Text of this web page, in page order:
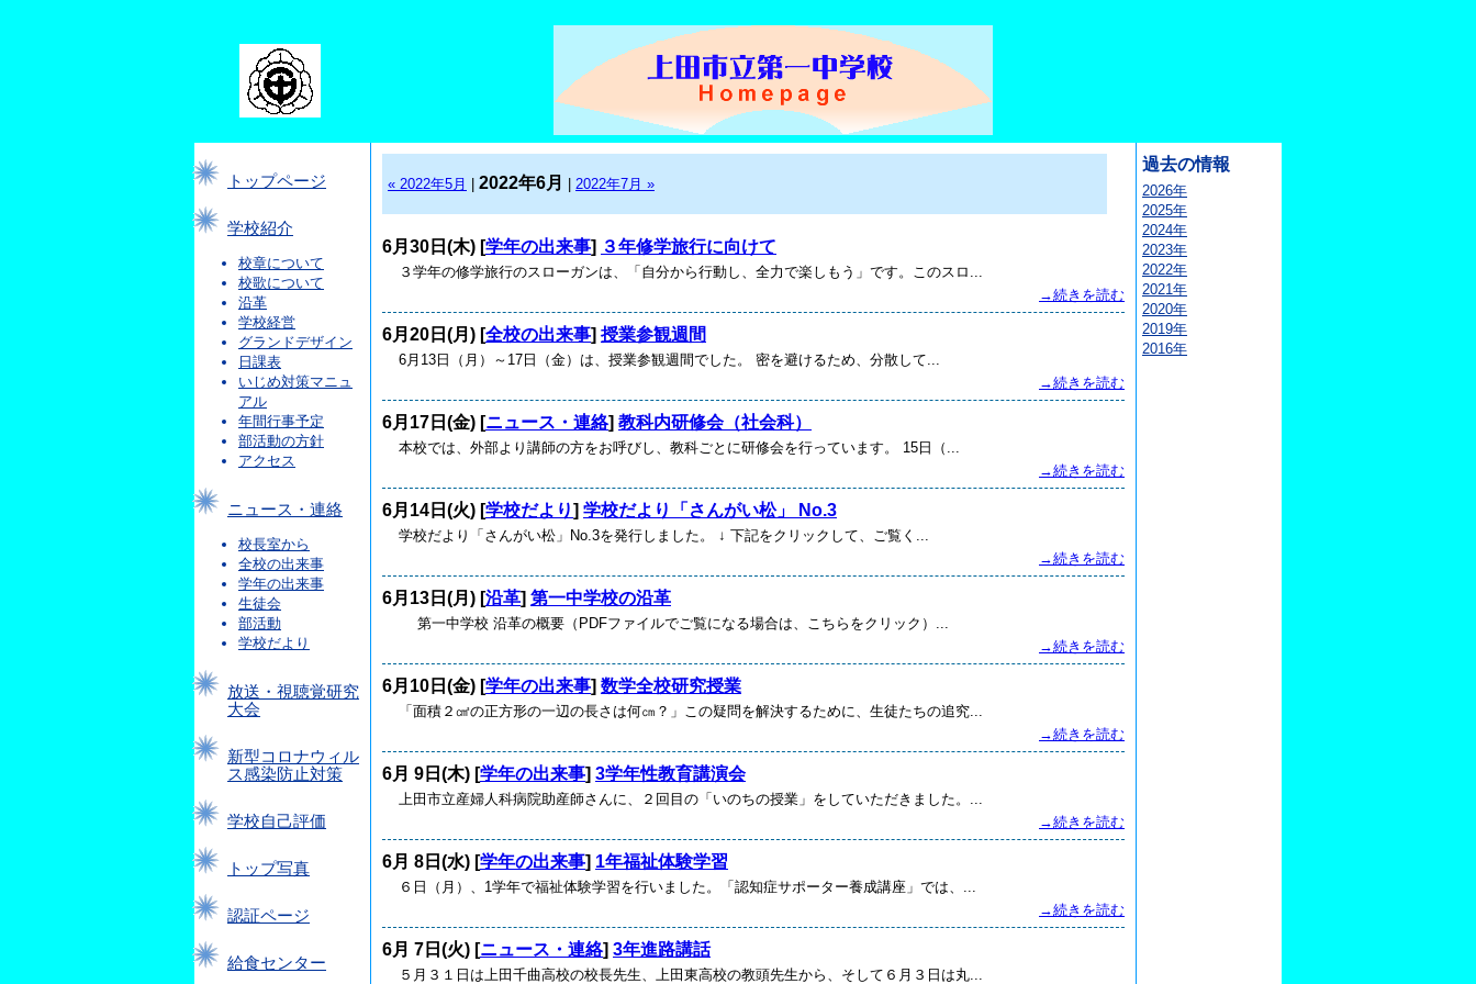
トップページ
学校紹介
校章について
校歌について
沿革
学校経営
グランドデザイン
日課表
いじめ対策マニュ
アル
年間行事予定
部活動の方針
アクセス
ニュース・連絡
校長室から
全校の出来事
学年の出来事
生徒会
部活動
学校だより
放送・視聴覚研究
大会
新型コロナウィル
ス感染防止対策
学校自己評価
トップ写真
認証ページ
給食センター
« 2022年5月 2022年6月 2022年7月 »
6月30日(木) [学年の出来事] ３年修学旅行に向けて
３学年の修学旅行のスローガンは、「自分から行動し、全力で楽しもう」です。このスロ...
→続きを読む
6月20日(月) [全校の出来事] 授業参観週間
6月13日（月）～17日（金）は、授業参観週間でした。 密を避けるため、分散して...
→続きを読む
6月17日(金) [ニュース・連絡] 教科内研修会（社会科）
本校では、外部より講師の方をお呼びし、教科ごとに研修会を行っています。 15日（...
→続きを読む
6月14日(火) [学校だより] 学校だより「さんがい松」 No.3
学校だより「さんがい松」No.3を発行しました。 ↓ 下記をクリックして、ご覧く...
→続きを読む
6月13日(月) [沿革] 第一中学校の沿革
第一中学校 沿革の概要（PDFファイルでご覧になる場合は、こちらをクリック）...
→続きを読む
6月10日(金) [学年の出来事] 数学全校研究授業
「面積２㎠の正方形の一辺の長さは何㎝？」この疑問を解決するために、生徒たちの追究...
→続きを読む
6月 9日(木) [学年の出来事] 3学年性教育講演会
上田市立産婦人科病院助産師さんに、２回目の「いのちの授業」をしていただきました。...
→続きを読む
6月 8日(水) [学年の出来事] 1年福祉体験学習
６日（月）、1学年で福祉体験学習を行いました。「認知症サポーター養成講座」では、...
→続きを読む
6月 7日(火) [ニュース・連絡] 3年進路講話
５月３１日は上田千曲高校の校長先生、上田東高校の教頭先生から、そして６月３日は丸...
過去の情報
2026年
2025年
2024年
2023年
2022年
2021年
2020年
2019年
2016年